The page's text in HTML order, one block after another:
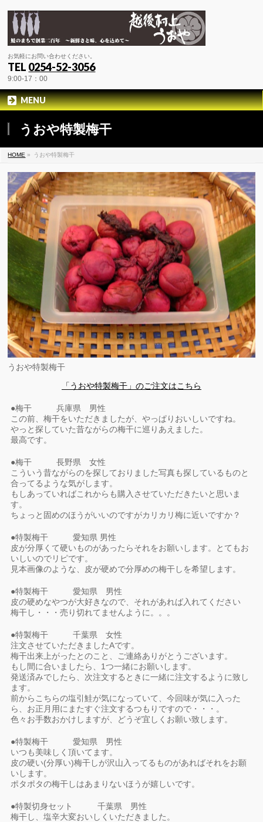
お気軽にお問い合わせください。
TEL 0254-52-3056
9:00-17：00
MENU
うおや特製梅干
HOME » うおや特製梅干
うおや特製梅干
「うおや特製梅干」のご注文はこちら
●梅干 兵庫県 男性
この前、梅干をいただきましたが、やっぱりおいしいですね。
やっと探していた昔ながらの梅干に巡りあえました。
最高です。
●梅干 長野県 女性
こういう昔ながらのを探しておりました写真も探しているものと
合ってるような気がします。
もしあっていればこれからも購入させていただきたいと思いま
す。
ちょっと固めのほうがいいのですがカリカリ梅に近いですか？
●特製梅干 愛知県 男性
皮が分厚くて硬いものがあったらそれをお願いします。とてもお
いしいのでリピです。
見本画像のような、皮が硬めで分厚めの梅干しを希望します。
●特製梅干 愛知県 男性
皮の硬めなやつが大好きなので、それがあれば入れてください
梅干し・・・売り切れてませんように。。。
●特製梅干 千葉県 女性
注文させていただきましたAです。
梅干出来上がったとのこと、ご連絡ありがとうございます。
もし間に合いましたら、1つ一緒にお願いします。
発送済みでしたら、次注文するときに一緒に注文するように致し
ます。
前からこちらの塩引鮭が気になっていて、今回味が気に入った
ら、お正月用にまたすぐ注文するつもりですので・・・。
色々お手数おかけしますが、どうぞ宜しくお願い致します。
●特製梅干 愛知県 男性
いつも美味しく頂いてます。
皮の硬い(分厚い)梅干しが沢山入ってるものがあればそれをお願
いします。
ポタポタの梅干しはあまりないほうが嬉しいです。
●特製切身セット 千葉県 男性
梅干し、塩辛大変おいしくいただきました。